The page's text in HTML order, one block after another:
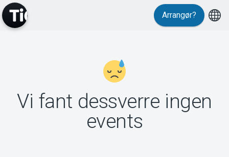
Support
Arrangør?
Vi fant dessverre ingen
events